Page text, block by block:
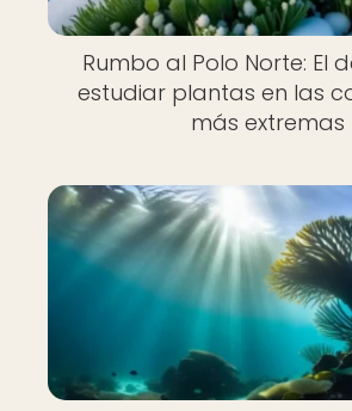
Rumbo al Polo Norte: El
estudiar plantas en las
más extremas